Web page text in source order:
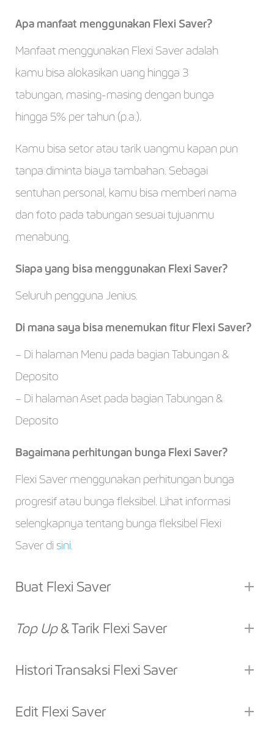
Apa manfaat menggunakan Flexi Saver?
Manfaat menggunakan Flexi Saver adalah
kamu bisa alokasikan uang hingga 3
tabungan, masing-masing dengan bunga
hingga 5% per tahun (p.a.).
Kamu bisa setor atau tarik uangmu kapan pun
tanpa diminta biaya tambahan. Sebagai
sentuhan personal, kamu bisa memberi nama
dan foto pada tabungan sesuai tujuanmu
menabung.
Siapa yang bisa menggunakan Flexi Saver?
Seluruh pengguna Jenius.
Di mana saya bisa menemukan fitur Flexi Saver?
– Di halaman Menu pada bagian Tabungan &
Deposito
– Di halaman Aset pada bagian Tabungan &
Deposito
Bagaimana perhitungan bunga Flexi Saver?
Flexi Saver menggunakan perhitungan bunga
progresif atau bunga fleksibel. Lihat informasi
selengkapnya tentang bunga fleksibel Flexi
Saver di sini.
Buat Flexi Saver
Top Up& Tarik Flexi Saver
Histori Transaksi Flexi Saver
Edit Flexi Saver